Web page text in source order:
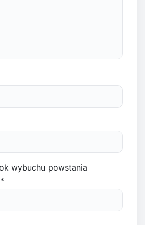
wybuchu powstania
*